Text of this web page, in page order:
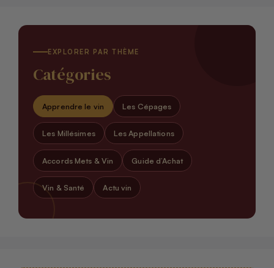
EXPLORER PAR THÈME
Catégories
Apprendre le vin Les Cépages
Les Millésimes Les Appellations
Accords Mets & Vin Guide d’Achat
Vin & Santé Actu vin